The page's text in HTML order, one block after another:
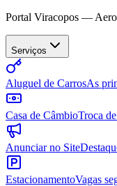
Portal Viracopos —
Serviços
Aluguel de CarrosAs
Casa de CâmbioTroca
Anunciar no Site
EstacionamentoVagas